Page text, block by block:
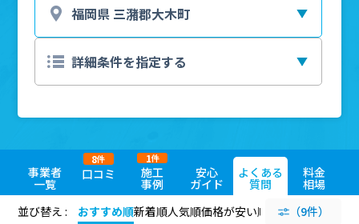
事業者
一覧
口コミ
8件
施工
事例
1件
安心
ガイド
よくある
質問
料金
相場
並び替え :
おすすめ順新着順人気順価格が安い順 評価が高い順
（9件）